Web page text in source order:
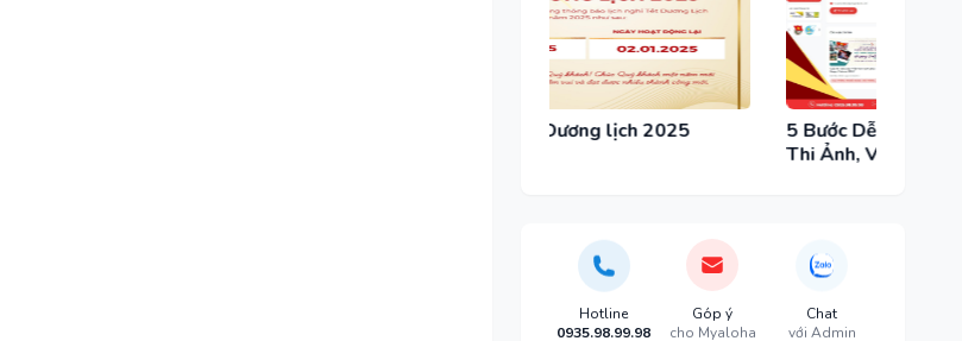
5 Bước Dễ Dàng Để Tổ Chức Cuộc
Thi Ảnh, Video Trực Tuyến Với
Hotline
0935.98.99.98
Góp ý
cho Myaloha
Chat
với Admin